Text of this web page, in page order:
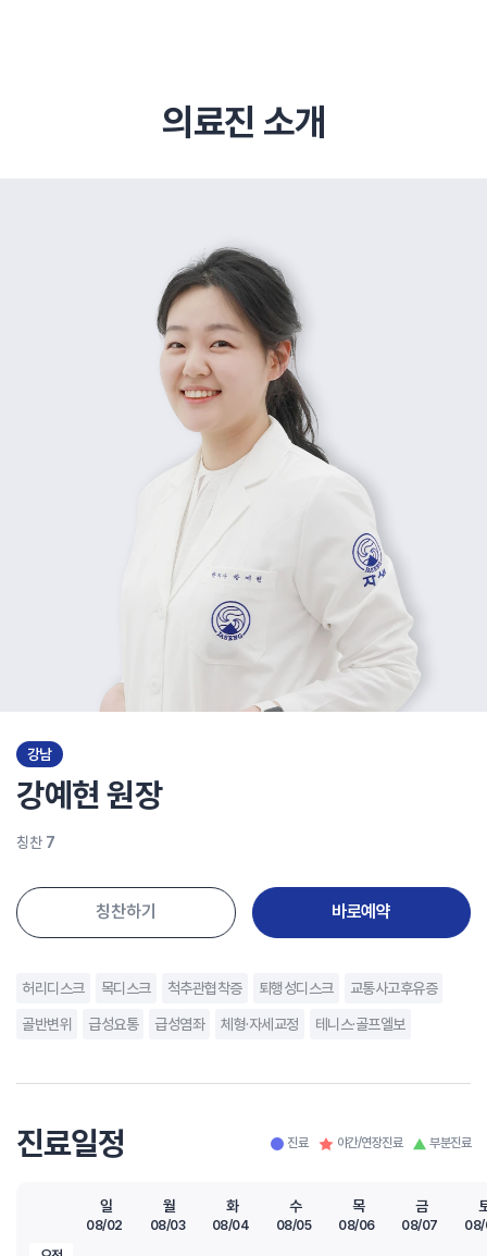
#초음파약침 #척추압박골절
의료진 소개
강남
강예현 원장
칭찬 7
칭찬하기 바로예약
허리디스크 목디스크 척추관협착증 퇴행성디스크 교통사고후유증
골반변위 급성요통 급성염좌 체형·자세교정 테니스·골프엘보
진료일정 진료 야간/연장진료 부분진료
일
08/02
월
08/03
화
08/04
수
08/05
목
08/06
금
08/07